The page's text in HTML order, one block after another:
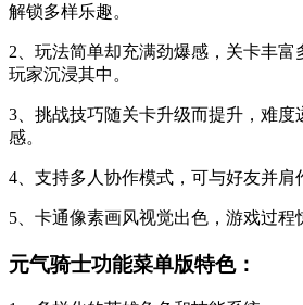
解锁多样乐趣。
2、玩法简单却充满劲爆感，关卡丰富
玩家沉浸其中。
3、挑战技巧随关卡升级而提升，难度
感。
4、支持多人协作模式，可与好友并肩
5、卡通像素画风视觉出色，游戏过程
元气骑士功能菜单版特色：